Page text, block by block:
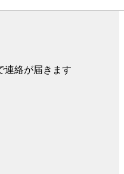
連絡が届きます